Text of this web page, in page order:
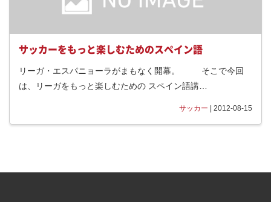
サッカーをもっと楽しむためのスペイン語
リーガ・エスパニョーラがまもなく開幕。 そこで今回
は、リーガをもっと楽しむための スペイン語講…
サッカー | 2012-08-15